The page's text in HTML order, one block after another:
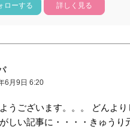
ローする 詳しく見る
6月9日 6:20
うございます。。。 どんより
しい記事に・・・・きゅうり